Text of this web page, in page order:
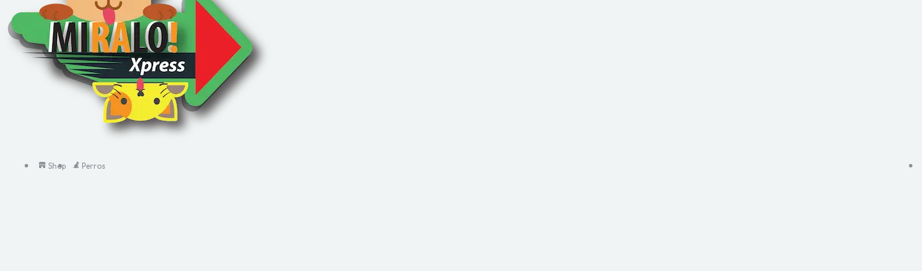
Shop Perros